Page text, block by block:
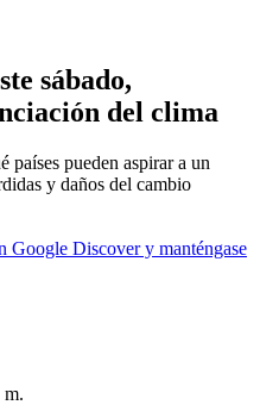
sábado,
del clima
países pueden aspirar a un
y daños del cambio
Google Discover y manténgase
m.